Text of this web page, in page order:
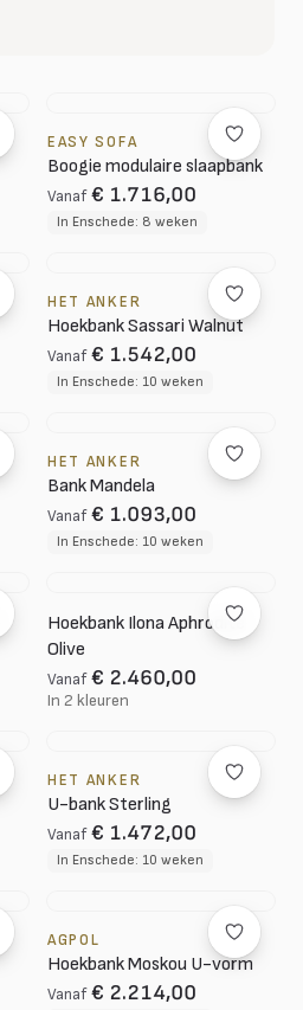
EASY SOFA
Boogie modulaire slaapbank
Vanaf € 1.716,00
In Enschede: 8 weken
HET ANKER
Hoekbank Sassari Walnut
Vanaf € 1.542,00
In Enschede: 10 weken
HET ANKER
Bank Mandela
Vanaf € 1.093,00
In Enschede: 10 weken
Hoekbank Ilona Aphrodite
Olive
Vanaf € 2.460,00
In 2 kleuren
HET ANKER
U-bank Sterling
Vanaf € 1.472,00
In Enschede: 10 weken
AGPOL
Hoekbank Moskou U-vorm
Vanaf € 2.214,00